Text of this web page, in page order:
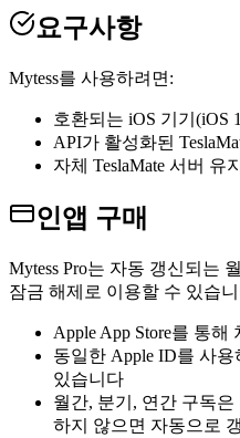
요구사항
Mytess를 사용하려면:
호환되는 iOS 기기(iOS
API가 활성화된
자체 TeslaMate 서버 유
인앱 구매
Mytess Pro는 자동 갱신되는
잠금 해제로 이용할 수 있습
Apple App Store를 통해
동일한 Apple ID를 사
있습니다
월간, 분기, 연간 구독
하지 않으면 자동으로